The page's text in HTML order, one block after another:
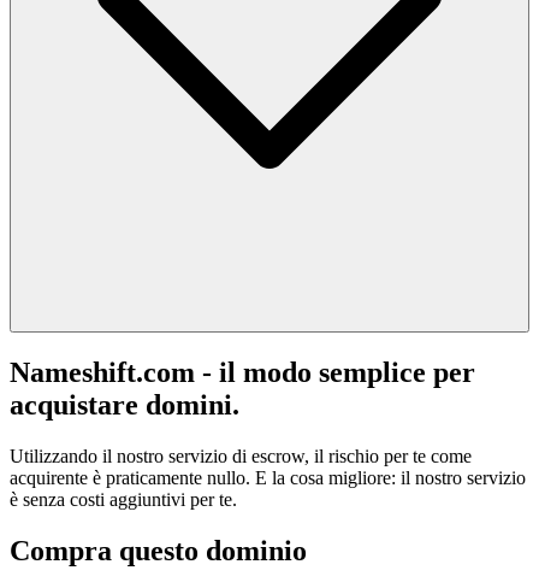
Nameshift.com - il modo semplice per
acquistare domini.
Utilizzando il nostro servizio di escrow, il rischio per te come
acquirente è praticamente nullo. E la cosa migliore: il nostro servizio
è senza costi aggiuntivi per te.
Compra questo dominio